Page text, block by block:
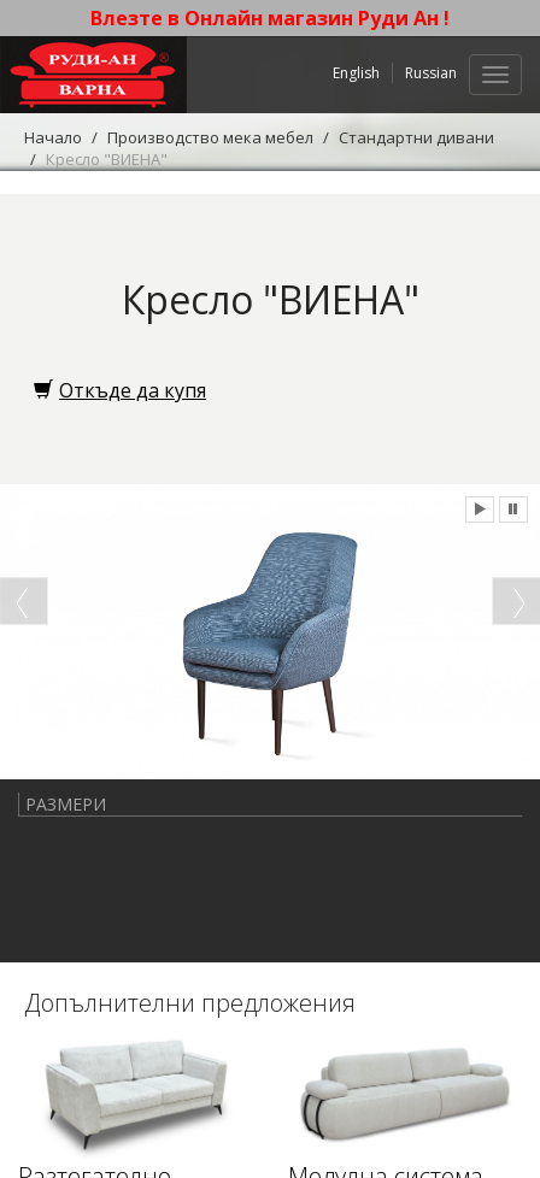
Влезте в Онлайн магазин Руди Ан !
English Russian
Начало Производство мека мебел
Стандартни дивани
Кресло "ВИЕНА"
Кресло "ВИЕНА"
Откъде да купя
РАЗМЕРИ
Допълнителни предложения